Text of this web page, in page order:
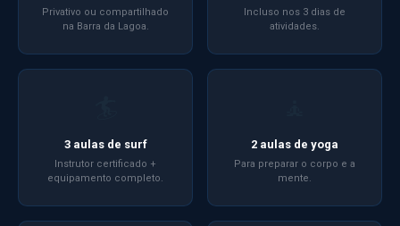
Privativo ou compartilhado
na Barra da Lagoa.
Incluso nos 3 dias de
atividades.
3 aulas de surf
Instrutor certificado +
equipamento completo.
2 aulas de yoga
Para preparar o corpo e a
mente.